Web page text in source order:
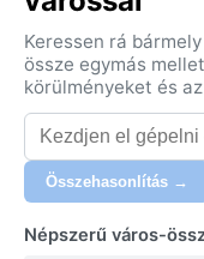
Keressen rá
össze egymás
körülményeket és
Összehasonlítás →
Népszerű város-